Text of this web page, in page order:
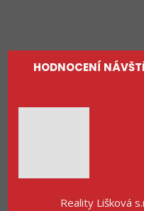
HODNOCENÍ
Reality Lišková